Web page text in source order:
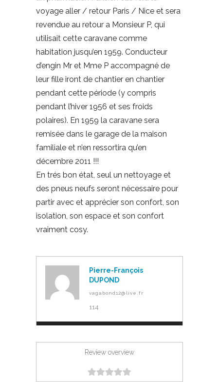
voyage aller / retour Paris / Nice et sera
revendue au retour a Monsieur P, qui
utilisait cette caravane comme
habitation jusqu’en 1959. Conducteur
d’engin Mr et Mme P accompagné de
leur fille iront de chantier en chantier
pendant cette période (y compris
pendant l’hiver 1956 et ses froids
polaires). En 1959 la caravane sera
remisée dans le garage de la maison
familiale et n’en ressortira qu’en
décembre 2011 !!!
En trés bon état, seul un nettoyage et
des pneus neufs seront nécessaire pour
partir avec et apprécier son confort, son
isolation, son espace et son confort
vraiment cosy.
Pierre-François
DUPOND
vagabond12@live.fr
114
Review overview